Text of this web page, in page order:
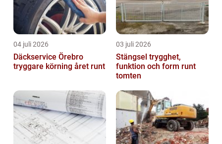
04 juli 2026
Däckservice Örebro
tryggare körning året runt
03 juli 2026
Stängsel trygghet,
funktion och form runt
tomten